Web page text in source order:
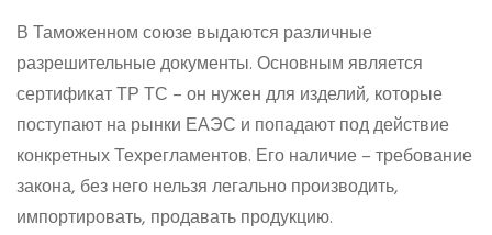
В Таможенном союзе выдаются различные
разрешительные документы. Основным является
сертификат ТР ТС – он нужен для изделий, которые
поступают на рынки ЕАЭС и попадают под действие
конкретных Техрегламентов. Его наличие – требование
закона, без него нельзя легально производить,
импортировать, продавать продукцию.